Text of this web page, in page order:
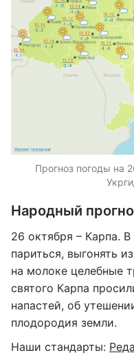
Прогноз погоды на
Народный
26 октября – Карпа.
париться, выгонять
на молоке целебные
святого Карпа
напастей, об
плодородия земли.
Наши стандарты: